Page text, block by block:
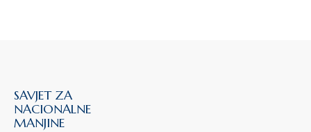
SAVJET ZA
NACIONALNE
MANJINE